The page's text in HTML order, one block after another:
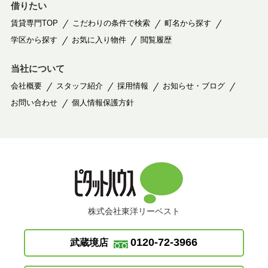
借りたい
賃貸専門TOP こだわりの条件で検索
町名から探す
学区から探す
お気に入り物件 閲覧履歴
当社について
会社概要 スタッフ紹介 採用情報
お知らせ・ブログ
お問い合わせ
個人情報保護方針
株式会社東洋リーベスト
武蔵境店 0120-72-3966